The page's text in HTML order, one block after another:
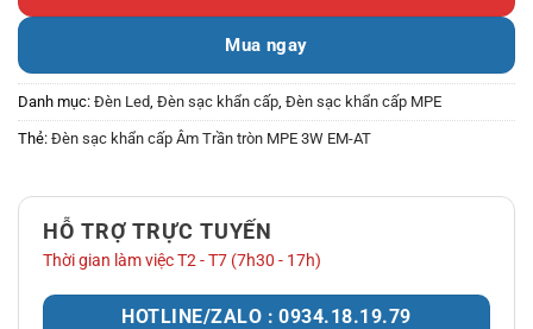
Mua ngay
Danh mục: Đèn Led, Đèn sạc khẩn cấp, Đèn sạc khẩn cấp MPE
Thẻ: Đèn sạc khẩn cấp Âm Trần tròn MPE 3W EM-AT
HỖ TRỢ TRỰC TUYẾN
Thời gian làm việc T2 - T7 (7h30 - 17h)
HOTLINE/ZALO : 0934.18.19.79